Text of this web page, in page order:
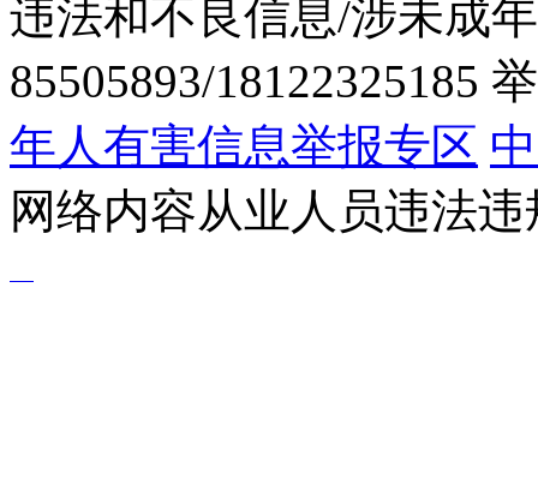
违法和不良信息/涉未成
85505893/18122325185
年人有害信息举报专区
网络内容从业人员违法